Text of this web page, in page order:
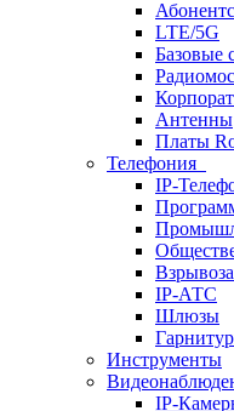
LTE/5G
Базовые
Антенны
Платы
Телефония
IP-
IP-АТС
Шлюзы
Инструменты
IP-